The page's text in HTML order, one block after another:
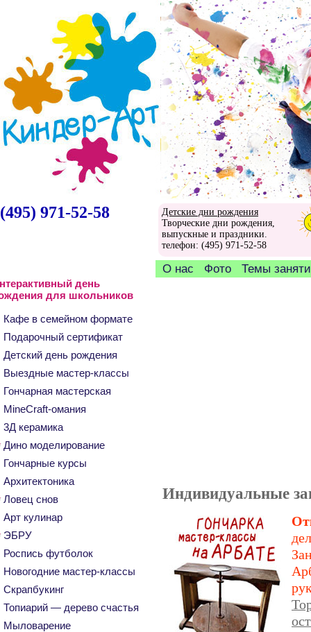
(495) 971-52-58
Детские дни рождения
Творческие дни рождения,
выпускные и праздники.
телефон: (495) 971-52-58
О нас Фото Темы
день
для школьников
Кафе в семейном формате
Подарочный сертификат
Детский день рождения
Выездные мастер-классы
Гончарная мастерская
MineCraft-омания
3Д керамика
Дино моделирование
Гончарные курсы
Архитектоника
Ловец снов
Арт кулинар
ЭБРУ
Роспись футболок
Новогодние мастер-классы
Скрапбукинг
Топиарий — дерево счастья
Мыловарение
Индивидуальные